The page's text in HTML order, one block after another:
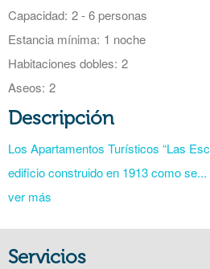
Capacidad: 2 - 6 personas
Estancia mínima: 1 noche
Habitaciones dobles: 2
Aseos: 2
Descripción
Los Apartamentos Turísticos “Las
edificio construido en 1913 como se...
ver más
Servicios